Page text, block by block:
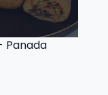
Panada